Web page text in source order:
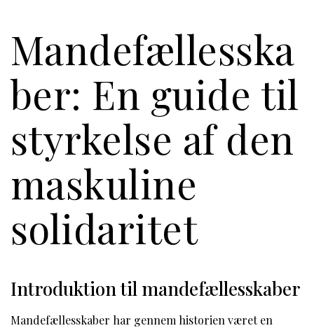
Mandefællesska
ber: En guide til
styrkelse af den
maskuline
solidaritet
Introduktion til mandefællesskaber
Mandefællesskaber har gennem historien været en